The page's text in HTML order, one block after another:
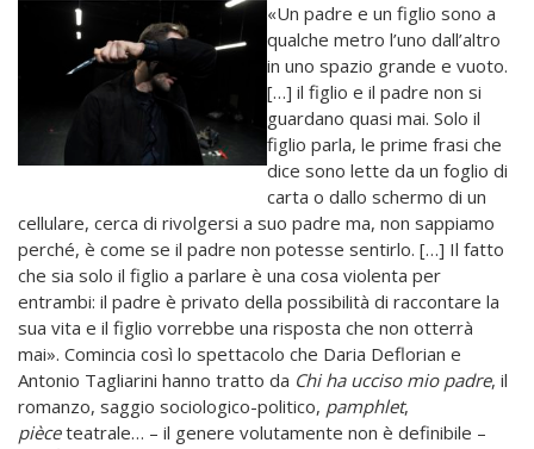
«Un padre e un figlio sono a
qualche metro l’uno dall’altro
in uno spazio grande e vuoto.
[…] il figlio e il padre non si
guardano quasi mai. Solo il
figlio parla, le prime frasi che
dice sono lette da un foglio di
carta o dallo schermo di un
cellulare, cerca di rivolgersi a suo padre ma, non sappiamo
perché, è come se il padre non potesse sentirlo. […] Il fatto
che sia solo il figlio a parlare è una cosa violenta per
entrambi: il padre è privato della possibilità di raccontare la
sua vita e il figlio vorrebbe una risposta che non otterrà
mai». Comincia così lo spettacolo che Daria Deflorian e
Antonio Tagliarini hanno tratto da Chi ha ucciso mio padre, il
romanzo, saggio sociologico-politico, pamphlet,
pièceteatrale… – il genere volutamente non è definibile –